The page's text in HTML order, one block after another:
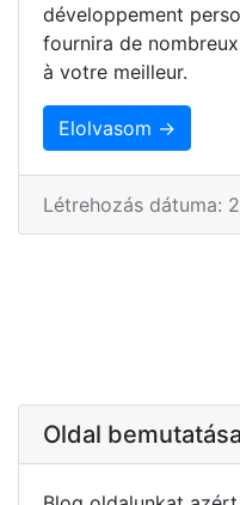
développement
fournira de
à votre meilleur.
Elolvasom →
Létrehozás dátuma:
Oldal bemutatása